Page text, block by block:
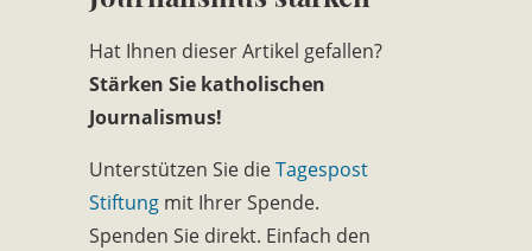
Hat Ihnen dieser Artikel gefallen?
Stärken Sie katholischen
Journalismus!
Unterstützen Sie dieTagespost
Stiftung mit Ihrer Spende.
Spenden Sie direkt. Einfach den